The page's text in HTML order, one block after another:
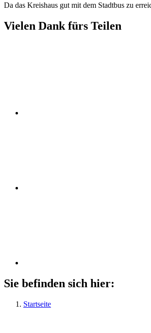
Da das Kreishaus gut mit dem Stadtbus zu
Vielen Dank fürs Teilen
Sie befinden sich hier:
Startseite